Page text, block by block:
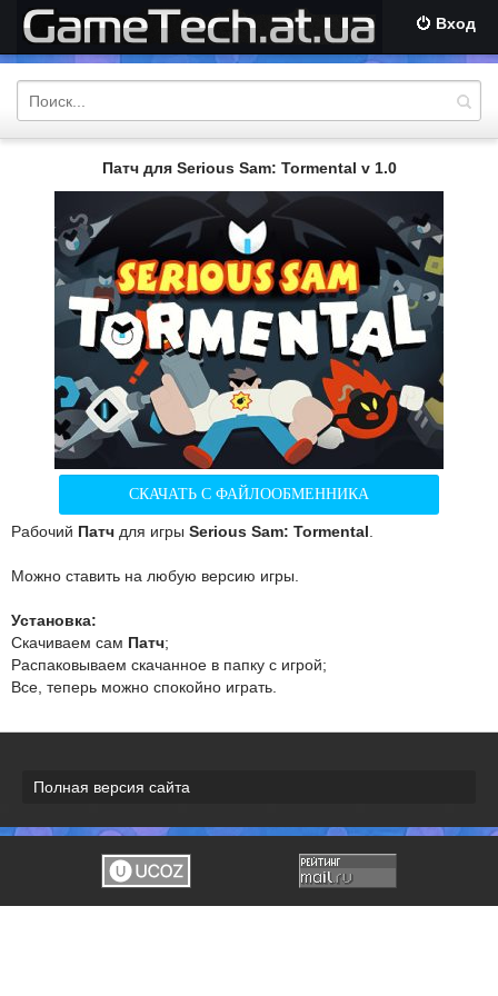
Вход
Патч для Serious Sam: Tormental v 1.0
СКАЧАТЬ С ФАЙЛООБМЕННИКА
Рабочий Патч для игры Serious Sam: Tormental
Можно ставить на любую версию игры.
Установка:
Скачиваем сам Патч;
Распаковываем скачанное в папку с игрой;
Все, теперь можно спокойно играть.
Полная версия сайта